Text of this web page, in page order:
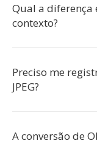
Qual a diferença
contexto?
Preciso me
JPEG?
A conversão de